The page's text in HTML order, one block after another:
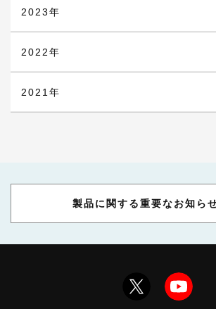
2023年
2022年
2021年
製品に関する重要なお知ら